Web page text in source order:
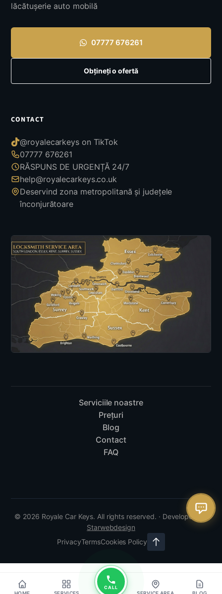
HOME SERVICES
CALL
SERVICE AREA BLOG
lăcătușerie auto mobilă
07777 676261
Obțineți o ofertă
CONTACT
@royalecarkeys on TikTok
07777 676261
RĂSPUNS DE URGENȚĂ 24/7
help@royalecarkeys.co.uk
Deservind zona metropolitană și județele
înconjurătoare
Serviciile noastre
Prețuri
Blog
Contact
FAQ
© 2026 Royale Car Keys. All rights reserved. · Developed by
Starwebdesign
PrivacyTermsCookies Policy